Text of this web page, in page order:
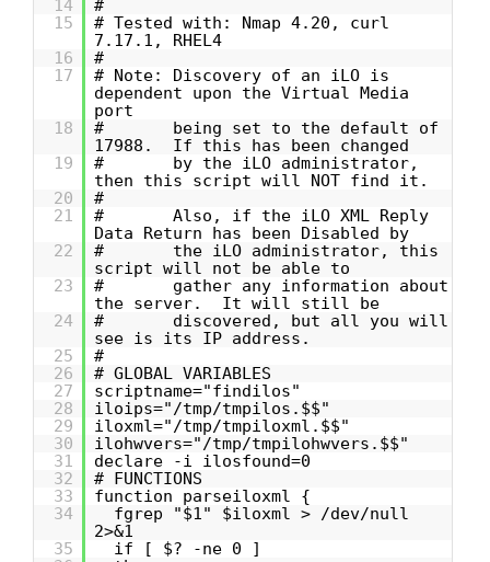
14
#
15
# Tested with: Nmap 4.20, curl
7.17.1, RHEL4
16
#
17
# Note: Discovery of an iLO is
dependent upon the Virtual Media
port
18
# being set to the default of
17988. If this has been changed
19
# by the iLO administrator,
then this script will NOT find it.
20
#
21
# Also, if the iLO XML Reply
Data Return has been Disabled by
22
# the iLO administrator, this
script will not be able to
23
# gather any information about
the server. It will still be
24
# discovered, but all you will
see is its IP address.
25
#
26
# GLOBAL VARIABLES
27
scriptname="findilos"
28
iloips="/tmp/tmpilos.$$"
29
iloxml="/tmp/tmpiloxml.$$"
30
ilohwvers="/tmp/tmpilohwvers.$$"
31
declare -i ilosfound=0
32
# FUNCTIONS
33
function parseiloxml {
34
fgrep "$1" $iloxml > /dev/null
2>&1
35
if [ $? -ne 0 ]